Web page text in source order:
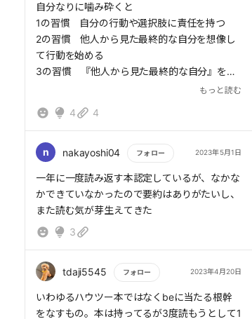
第7の習慣 刃を研ぐ
> 私達の行動は、自分自身の決定と選択の結果
である。私達は感情を抑えて自らの価値観を優
先させることができる。
> 主体的」とは、自発的に率先して行動するこ
とだけを意味するものではなく、人間として、
味する。
> 深く正直に「今日の自分があるのは、過去の
選択の結果だ」と言えなければ、「私は他の道
を選択する」と言うこともできないのである。
誰も自分のことを責任を取ってくれない。自分
常に、自分が選んだものが今を作っていると認
る」は、人生におけるすべての行動を測る基準
もっと読む
自分なりに噛み砕くと
1の習慣 自分の行動や選択肢に責任を持つ
2の習慣 他人から見た最終的な自分を想像し
て行動を始める
3の習慣 『他人から見た最終的な自分』を実
現する為 に未来の自分に
4の習慣 相手に自分が与えられる価値やメリ
5の習慣 相互理解する為に『共感による傾
6の習慣 多数の他者思考のギバーと協力しあ
う
7の習慣 心・知・体を磨き相手に頼ってもら
える(相互依存を作り出す)自分を作る
4〜6はgive&takeを読むと個人的には理解が深
まると思った。
もっと読む
4 4
n nakayoshi04 フォロー 2023年5月1日
もっと読む
一年に一度読み返す本認定しているが、なかな
かできていなかったので要約はありがたいし、
また読む気が芽生えてきた
3
tdaji5545 フォロー 2023年4月20日
もっと読む
いわゆるハウツー本ではなくbeに当たる根幹
をなすもの。本は持ってるが3度読もうとして1